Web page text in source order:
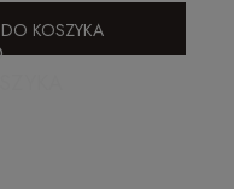
DO KOSZYKA